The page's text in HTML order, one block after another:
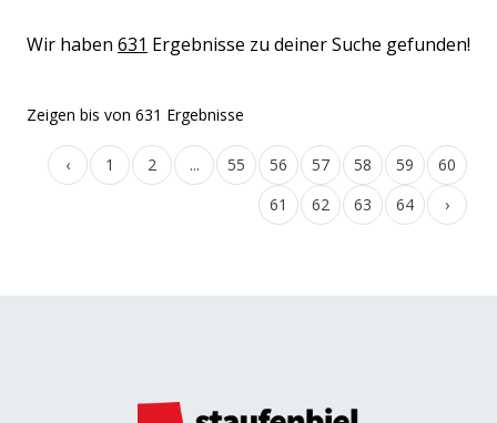
Wir haben 631 Ergebnisse zu deiner Suche gefunden!
Zeigen bis von 631 Ergebnisse
‹ 1 2 ... 55 56 57 58 59
60
61
62 63 64 ›